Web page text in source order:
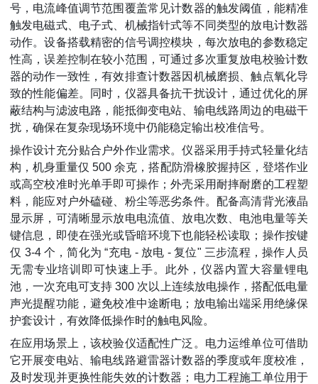
号，电流峰值调节范围覆盖常见计数器的触发阈值，能精准
触发电磁式、电子式、机械指针式等不同类型的放电计数器
动作。设备搭载精密的信号调控模块，每次放电的参数稳定
性高，误差控制在较小范围，可通过多次重复放电校验计数
器的动作一致性，有效排查计数器因机械磨损、触点氧化导
致的性能偏差。同时，仪器具备抗干扰设计，通过优化的屏
蔽结构与滤波电路，能抵御变电站、输电线路周边的电磁干
扰，确保在复杂现场环境中仍能稳定输出校准信号。
操作设计充分贴合户外作业需求。仪器采用手持式轻量化结
构，机身重量仅 500 余克，搭配防滑橡胶握持区，登塔作业
或高空校准时光单手即可操作；外壳采用耐摔耐磨的工程塑
料，能应对户外磕碰、粉尘等恶劣条件。配备高清背光液晶
显示屏，可清晰显示放电电流值、放电次数、电池电量等关
键信息，即使在强光或昏暗环境下也能轻松读取；操作按键
仅 3-4 个，简化为 “充电 - 放电 - 复位" 三步流程，操作人员
无需专业培训即可快速上手。此外，仪器内置大容量锂电
池，一次充电可支持 300 次以上连续放电操作，搭配低电量
声光提醒功能，避免校准中途断电；放电输出端采用绝缘保
护套设计，有效降低操作时的触电风险。
在应用场景上，该校验仪适配性广泛。电力运维单位可借助
它开展变电站、输电线路避雷器计数器的季度或年度校准，
及时发现并更换性能失效的计数器；电力工程施工单位用于